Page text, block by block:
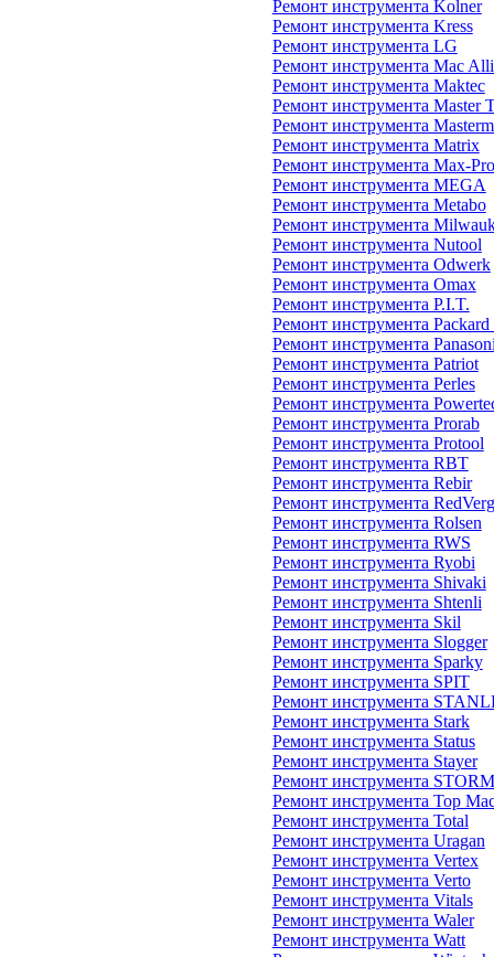
Ремонт инструмента Kolner
Ремонт инструмента Kress
Ремонт инструмента LG
Ремонт инструмента Mac
Ремонт инструмента Maktec
Ремонт инструмента Master
Ремонт инструмента
Ремонт инструмента Matrix
Ремонт инструмента Max-Pro
Ремонт инструмента MEGA
Ремонт инструмента Metabo
Ремонт инструмента
Ремонт инструмента Nutool
Ремонт инструмента Odwerk
Ремонт инструмента Omax
Ремонт инструмента P.I.T.
Ремонт инструмента Packard
Ремонт инструмента
Ремонт инструмента Patriot
Ремонт инструмента Perles
Ремонт инструмента
Ремонт инструмента Prorab
Ремонт инструмента Protool
Ремонт инструмента RBT
Ремонт инструмента Rebir
Ремонт инструмента RedVerg
Ремонт инструмента Rolsen
Ремонт инструмента RWS
Ремонт инструмента Ryobi
Ремонт инструмента Shivaki
Ремонт инструмента Shtenli
Ремонт инструмента Skil
Ремонт инструмента Slogger
Ремонт инструмента Sparky
Ремонт инструмента SPIT
Ремонт инструмента
Ремонт инструмента Stark
Ремонт инструмента Status
Ремонт инструмента Stayer
Ремонт инструмента STORM
Ремонт инструмента Top
Ремонт инструмента Total
Ремонт инструмента Uragan
Ремонт инструмента Vertex
Ремонт инструмента Verto
Ремонт инструмента Vitals
Ремонт инструмента Waler
Ремонт инструмента Watt